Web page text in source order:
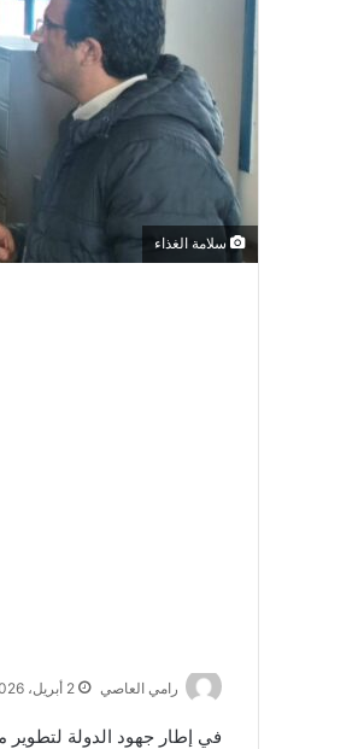
سلامة الغذاء
رامي العاصي 2 أبريل، 2026
في إطار جهود الدولة لتطوير